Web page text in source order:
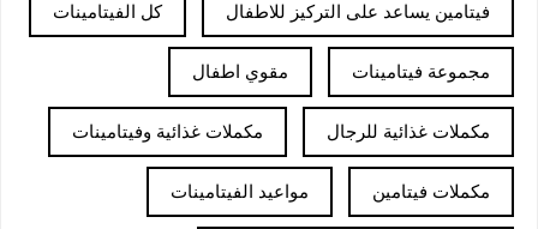
فيتامين يساعد على التركيز للاطفال كل الفيتامينات
مجموعة فيتامينات مقوي اطفال
مكملات غذائية للرجال مكملات غذائية وفيتامينات
مكملات فيتامين مواعيد الفيتامينات